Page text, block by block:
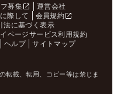
募集
運営会社
際して
会員規約
法に基づく表示
ページサービス利用規約
ヘルプ サイトマップ
転載、転用、コピー等は禁じま